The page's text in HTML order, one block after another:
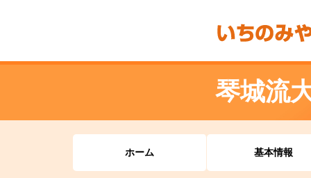
琴城流
ホーム 基本情報